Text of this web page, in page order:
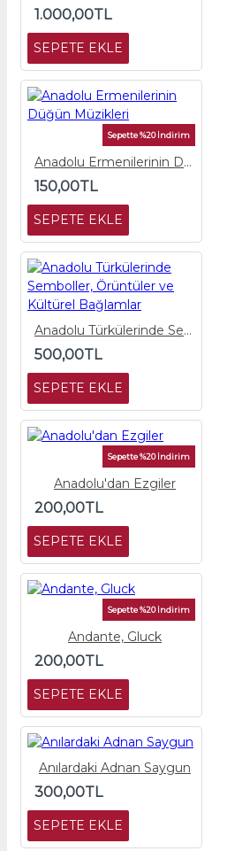
1.000,00TL
SEPETE EKLE
Sepette %20 İndirim
Anadolu Ermenilerinin Düğün Müzikleri
150,00TL
SEPETE EKLE
Anadolu Türkülerinde Semboller, Örüntüler ve Kültürel Bağlamlar
500,00TL
SEPETE EKLE
Sepette %20 İndirim
Anadolu'dan Ezgiler
200,00TL
SEPETE EKLE
Sepette %20 İndirim
Andante, Gluck
200,00TL
SEPETE EKLE
Anılardaki Adnan Saygun
300,00TL
SEPETE EKLE